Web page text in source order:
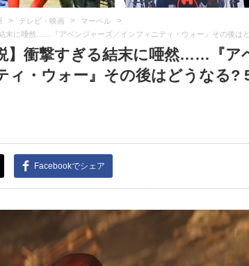
> テレビ・映画 > マーベル >
末に唖然……『アベンジャーズ／インフィニティ・ウォー』その後は
】衝撃すぎる結末に唖然……『ア
ィ・ウォー』その後はどうなる?
Facebookでシェア